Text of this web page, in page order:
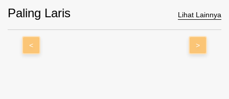
Paling Laris Lihat Lainnya
< >